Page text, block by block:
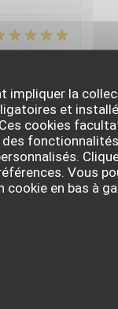
impliquer la
et
cookies
Vous
en bas à
et
étaient
et en
assiette